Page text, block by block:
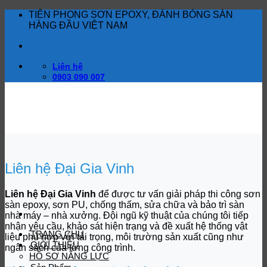
dung
TIÊN PHONG SƠN EPOXY, ĐÁNH BÓNG SÀN
HÀNG ĐẦU VIỆT NAM
Liên hệ
0903 090 007
TRANG CHỦ
GIỚI THIỆU
HỒ SƠ NĂNG LỰC
Liên hệ Đại Gia Vinh
Liên hệ Đại Gia Vinh để được tư vấn giải pháp thi công sơn
sàn epoxy, sơn PU, chống thấm, sửa chữa và bảo trì sàn
nhà máy – nhà xưởng. Đội ngũ kỹ thuật của chúng tôi tiếp
nhận yêu cầu, khảo sát hiện trạng và đề xuất hệ thống vật
liệu phù hợp với tải trọng, môi trường sản xuất cũng như
ngân sách của từng công trình.